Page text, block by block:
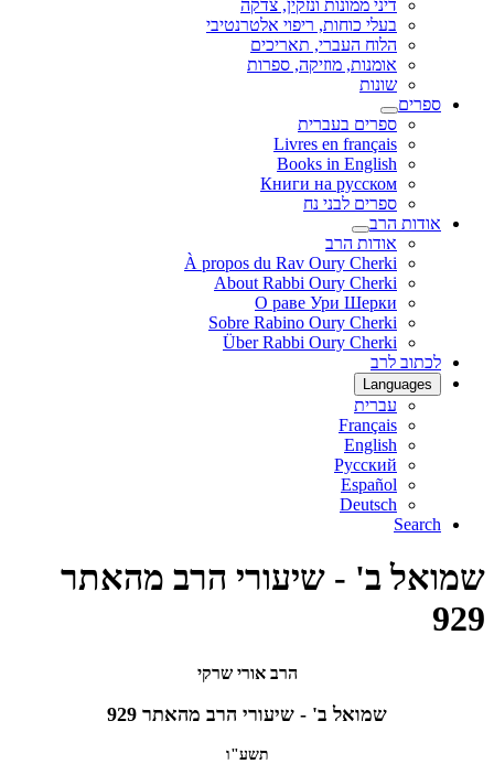
דיני ממונות ונזקין, צדקה
בעלי כוחות, ריפוי אלטרנטיבי
הלוח העברי, תאריכים
אומנות, מוזיקה, ספרות
שונות
ספרים
ספרים בעברית
Livres en français
Books in English
Книги на русском
ספרים לבני נח
אודות הרב
אודות הרב
À propos du Rav Oury Cherki
About Rabbi Oury Cherki
О раве Ури Шерки
Sobre Rabino Oury Cherki
Über Rabbi Oury Cherki
לכתוב לרב
Languages
עברית
Français
English
Русский
Español
Deutsch
Search
שמואל ב' - שיעורי הרב מהאתר
929
הרב אורי שרקי
שמואל ב' - שיעורי הרב מהאתר 929
תשע"ו